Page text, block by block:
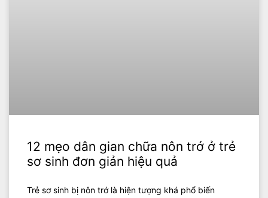
12 mẹo dân gian chữa nôn trớ ở trẻ
sơ sinh đơn giản hiệu quả
Trẻ sơ sinh bị nôn trớ là hiện tượng khá phổ biến